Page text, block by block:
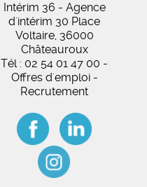
Intérim 36 - Agence
d'intérim 30 Place
Voltaire, 36000
Châteauroux
Tél : 02 54 01 47 00 -
Offres d'emploi -
Recrutement